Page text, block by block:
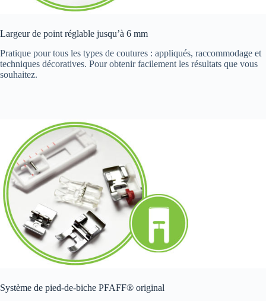
Largeur de point réglable jusqu’à 6 mm
Pratique pour tous les types de coutures : appliqués, raccommodage et
techniques décoratives. Pour obtenir facilement les résultats que vous
souhaitez.
Système de pied-de-biche PFAFF® original